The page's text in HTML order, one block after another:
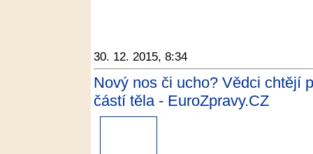
30. 12. 2015, 8:34
Nový nos či ucho? Vědci chtějí
částí těla - EuroZpravy.CZ